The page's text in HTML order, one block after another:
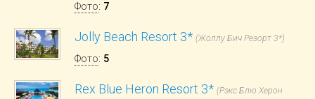
Фото: 7
Jolly Beach Resort 3* (Жоллу Бич Резорт 3*)
Фото: 5
Rex Blue Heron Resort 3* (Рэкс Блю Херон